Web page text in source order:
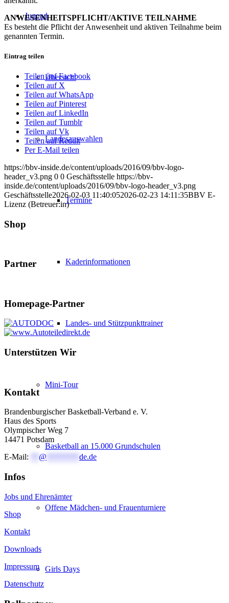
Jugend
Übersicht
Landesauswahlen
Termine
Kaderinformationen
Landes- und Stützpunkttrainer
Mini-Tour
Basketball an 15.000 Grundschulen
Offene Mädchen- und Frauenturniere
Girls Days
ANWESENHEITSPFLICHT/AKTIVE TEILNAHME
Es besteht die Pflicht der Anwesenheit und aktiven Teilnahme beim
genannten Termin.
Eintrag teilen
Teilen auf Facebook
Teilen auf X
Teilen auf WhatsApp
Teilen auf Pinterest
Teilen auf LinkedIn
Teilen auf Tumblr
Teilen auf Vk
Teilen auf Reddit
Per E-Mail teilen
https://bbv-inside.de/content/uploads/2016/09/bbv-logo-
header_v3.png 0 0 Geschäftsstelle https://bbv-
inside.de/content/uploads/2016/09/bbv-logo-header_v3.png
Geschäftsstelle2026-02-03 11:40:052026-02-23 14:11:35BBV E-
Lizenz (Betreuer:in)
Shop
Partner
Homepage-Partner
Unterstützen Wir
Kontakt
Brandenburgischer Basketball-Verband e. V.
Haus des Sports
Olympischer Weg 7
14471 Potsdam
E-Mail:
@ de.de
Infos
Jobs und Ehrenämter
Shop
Kontakt
Downloads
Impressum
Datenschutz